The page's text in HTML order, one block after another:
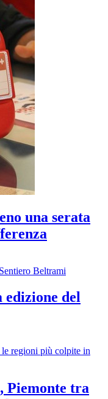
una serata
del
Piemonte tra